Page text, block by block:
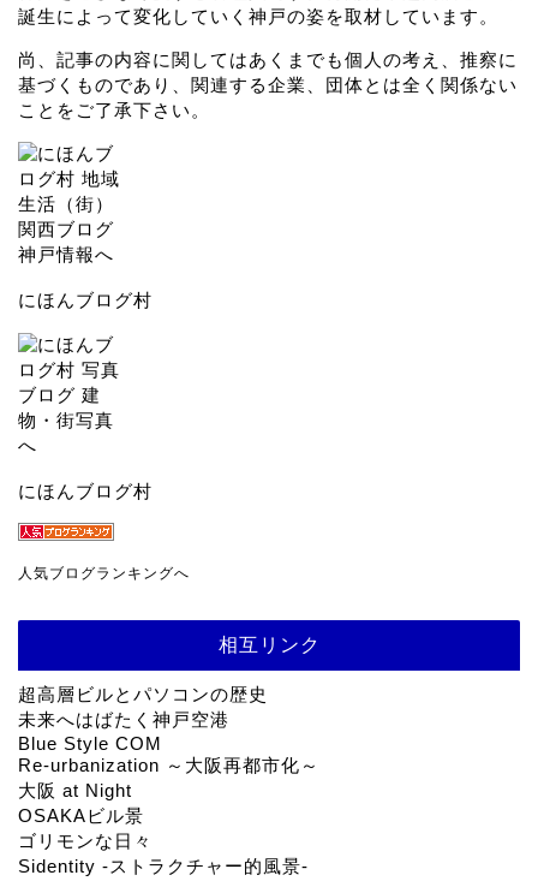
誕生によって変化していく神戸の姿を取材しています。
尚、記事の内容に関してはあくまでも個人の考え、推察に
基づくものであり、関連する企業、団体とは全く関係ない
ことをご了承下さい。
にほんブログ村
にほんブログ村
人気ブログランキングへ
相互リンク
超高層ビルとパソコンの歴史
未来へはばたく神戸空港
Blue Style COM
Re-urbanization ～大阪再都市化～
大阪 at Night
OSAKAビル景
ゴリモンな日々
Sidentity -ストラクチャー的風景-